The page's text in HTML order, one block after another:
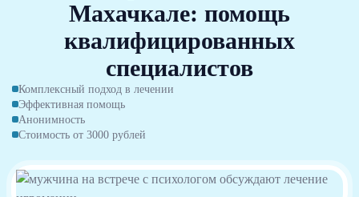
Махачкале: помощь
квалифицированных
специалистов
Комплексный подход в лечении
Эффективная помощь
Анонимность
Стоимость от 3000 рублей